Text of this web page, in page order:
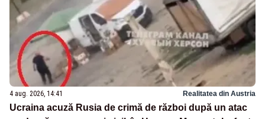
4 aug. 2026, 14:41 Realitatea din Austria
Ucraina acuză Rusia de crimă de război după un atac